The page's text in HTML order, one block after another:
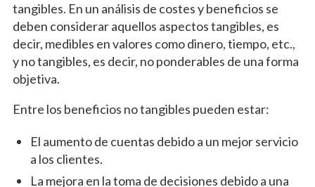
tangibles. En un análisis de costes y beneficios se
deben considerar aquellos aspectos tangibles, es
decir, medibles en valores como dinero, tiempo, etc.,
y no tangibles, es decir, no ponderables de una forma
objetiva.
Entre los beneficios no tangibles pueden estar:
El aumento de cuentas debido a un mejor servicio
a los clientes.
La mejora en la toma de decisiones debido a una